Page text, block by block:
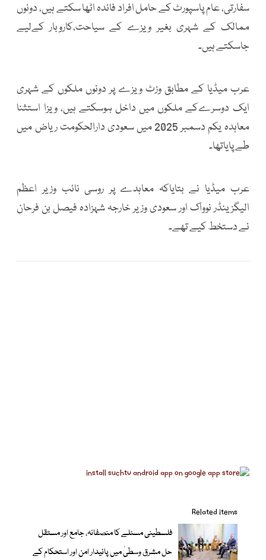
سفارتی، عام پاسپورٹ کے حامل افراد فائدہ اٹھا سکتے ہیں، دونوں
ممالک کے شہری بغیر ویزے کے سیاحت،کاروبار کےلیے
جاسکتے ہیں۔
عرب میڈیا کے مطابق وزٹ ویزے پر دونوں ملکوں کے شہری
ایک دوسرےکے ملکوں میں داخل ہوسکتے ہیں، ویزا استثنا
معاہدہ یکم دسمبر 2025 میں سعودی دارالحکومت ریاض میں
طے پایاتھا۔
عرب میڈیا نے بتایاکہ معاہدے پر روسی نائب وزیر اعظم
الیگزینڈر نوواک اور سعودی وزیر خارجہ شہزادہ فیصل بن فرحان
نے دستخط کیے تھے۔
Related items
فلسطینی مسئلے کا منصفانہ، جامع اور مستقل
حل مشرق وسطیٰ میں پائیدار امن اور استحکام کے